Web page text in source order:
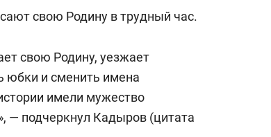
свою Родину в трудный час.
свою Родину, уезжает
юбки и сменить имена
имели мужество
— подчеркнул Кадыров (цитата
и Face
«Нова»
Опыт выживания в дикой
с ментальным и физическим
состоянием как основа